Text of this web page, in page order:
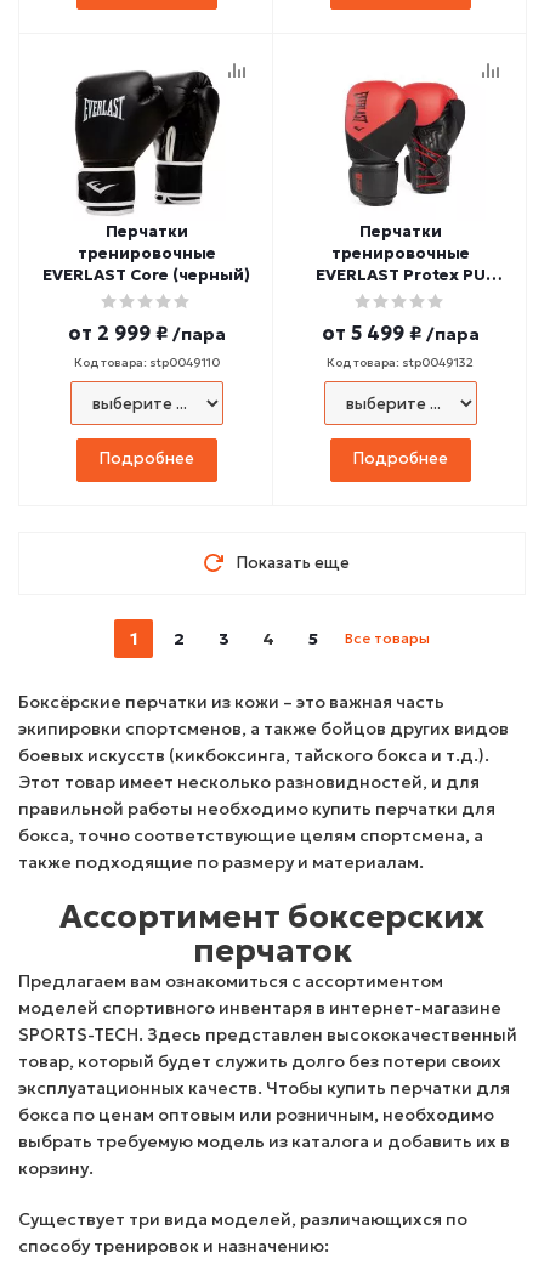
Перчатки
тренировочные
EVERLAST Core (черный)
от 2 999 ₽ /пара
Код товара: stp0049110
Подробнее
Перчатки
тренировочные
EVERLAST Protex PU
(красно-черный)
от 5 499 ₽ /пара
Код товара: stp0049132
Подробнее
Показать еще
1 2 3 4 5 Все товары
Боксёрские перчатки из кожи – это важная часть
экипировки спортсменов, а также бойцов других видов
боевых искусств (кикбоксинга, тайского бокса и т.д.).
Этот товар имеет несколько разновидностей, и для
правильной работы необходимо купить перчатки для
бокса, точно соответствующие целям спортсмена, а
также подходящие по размеру и материалам.
Ассортимент боксерских
перчаток
Предлагаем вам ознакомиться с ассортиментом
моделей спортивного инвентаря в интернет-магазине
SPORTS-TECH. Здесь представлен высококачественный
товар, который будет служить долго без потери своих
эксплуатационных качеств. Чтобы купить перчатки для
бокса по ценам оптовым или розничным, необходимо
выбрать требуемую модель из каталога и добавить их в
корзину.
Существует три вида моделей, различающихся по
способу тренировок и назначению: